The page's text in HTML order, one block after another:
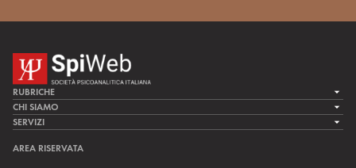
RUBRICHE
LA CURA
LA RICERCA
CHI SIAMO
LA SPI
TEAM DI SPIWEB
SERVIZI
AREA RISERVATA